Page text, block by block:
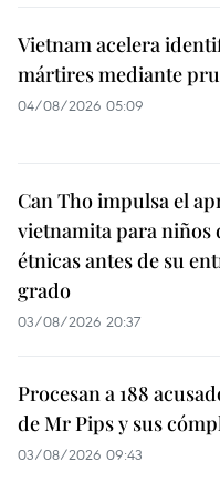
Vietnam acelera
mártires mediante
04/08/2026 05:09
Can Tho impulsa el
vietnamita para niños
étnicas antes de su
grado
03/08/2026 20:37
Procesan a 188
de Mr Pips y sus
03/08/2026 09:43